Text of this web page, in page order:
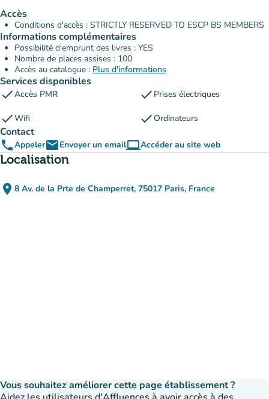
Accès
Conditions d'accès : STRICTLY RESERVED TO ESCP BS MEMBERS
Informations complémentaires
Possibilité d'emprunt des livres : YES
Nombre de places assises : 100
Accès au catalogue : Plus d'informations
Services disponibles
checkAccès PMR check Prises électriques
checkWifi checkOrdinateurs
Contact
phoneAppeleremailEnvoyer un emailcomputerAccéder au site web
(nouvel onglet)
Localisation
place 8 Av. de la Prte de Champerret, 75017 Paris, France
(ouvrir dans Google Maps)
(nouvel onglet)
Vous souhaitez améliorer cette page établissement ?